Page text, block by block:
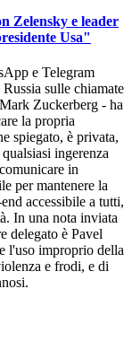
Zelensky e leader
Usa"
e Telegram
sulle chiamate
Zuckerberg - ha
la propria
spiegato, è privata,
ingerenza
in
per mantenere la
accessibile a tutti,
In una nota inviata
delegato è Pavel
l'uso improprio della
e frodi, e di